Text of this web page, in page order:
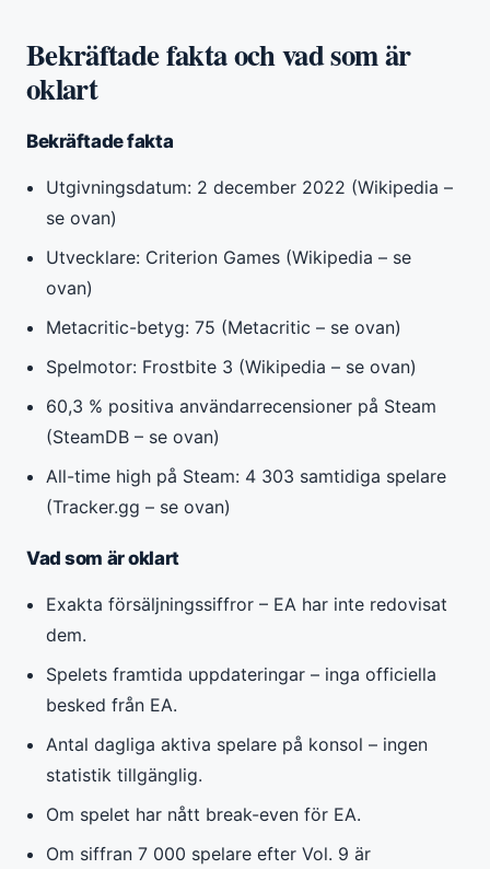
Bekräftade fakta och vad som är
oklart
Bekräftade fakta
Utgivningsdatum: 2 december 2022 (Wikipedia –
se ovan)
Utvecklare: Criterion Games (Wikipedia – se
ovan)
Metacritic-betyg: 75 (Metacritic – se ovan)
Spelmotor: Frostbite 3 (Wikipedia – se ovan)
60,3 % positiva användarrecensioner på Steam
(SteamDB – se ovan)
All-time high på Steam: 4 303 samtidiga spelare
(Tracker.gg – se ovan)
Vad som är oklart
Exakta försäljningssiffror – EA har inte redovisat
dem.
Spelets framtida uppdateringar – inga officiella
besked från EA.
Antal dagliga aktiva spelare på konsol – ingen
statistik tillgänglig.
Om spelet har nått break-even för EA.
Om siffran 7 000 spelare efter Vol. 9 är